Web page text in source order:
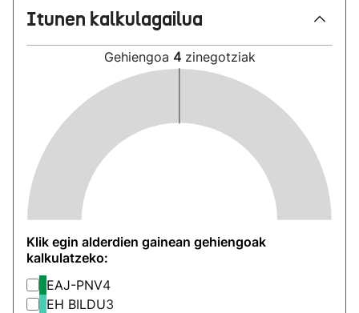
Itunen kalkulagailua
Gehiengoa 4 zinegotziak
Klik egin alderdien gainean gehiengoak
kalkulatzeko:
EAJ-PNV4
EH BILDU3